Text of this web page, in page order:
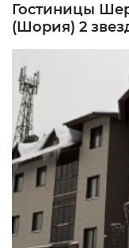
Гостиницы
(Шория) 2